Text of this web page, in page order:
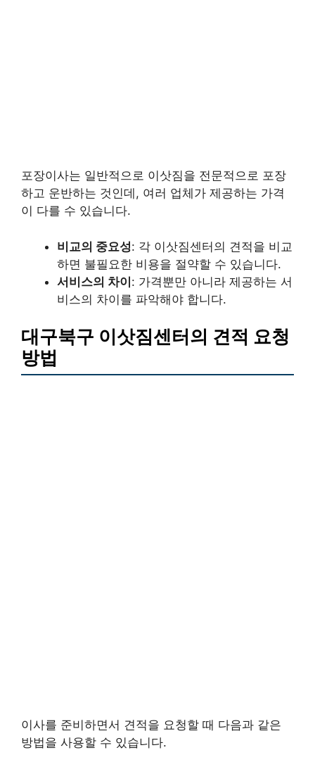
포장이사는 일반적으로 이삿짐을 전문적으로 포장
하고 운반하는 것인데, 여러 업체가 제공하는 가격
이 다를 수 있습니다.
비교의 중요성: 각 이삿짐센터의 견적을 비교
하면 불필요한 비용을 절약할 수 있습니다.
서비스의 차이: 가격뿐만 아니라 제공하는 서
비스의 차이를 파악해야 합니다.
대구북구 이삿짐센터의 견적 요청
방법
이사를 준비하면서 견적을 요청할 때 다음과 같은
방법을 사용할 수 있습니다.